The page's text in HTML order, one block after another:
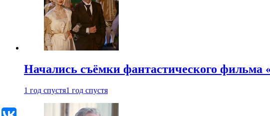
Начались съёмки фантастического фильма
1 год спустя1 год спустя